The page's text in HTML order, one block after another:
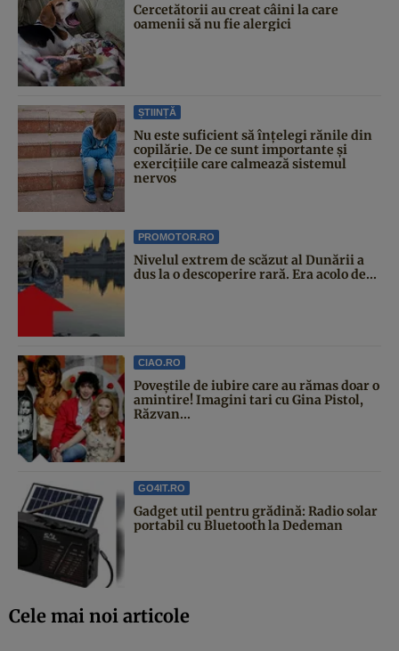
Cercetătorii au creat câini la care
oamenii să nu fie alergici
ȘTIINȚĂ
Nu este suficient să înțelegi rănile din
copilărie. De ce sunt importante și
exercițiile care calmează sistemul
nervos
PROMOTOR.RO
Nivelul extrem de scăzut al Dunării a
dus la o descoperire rară. Era acolo de...
CIAO.RO
Poveştile de iubire care au rămas doar o
amintire! Imagini tari cu Gina Pistol,
Răzvan...
GO4IT.RO
Gadget util pentru grădină: Radio solar
portabil cu Bluetooth la Dedeman
Cele mai noi articole